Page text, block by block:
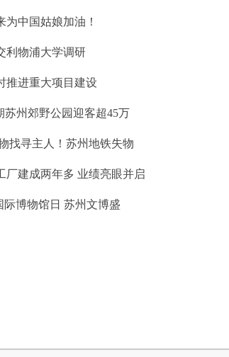
为中国姑娘加油！
利物浦大学调研
推进重大项目建设
苏州郊野公园迎客超45万
找寻主人！苏州地铁失物
厂建成两年多 业绩亮眼并启
际博物馆日 苏州文博盛